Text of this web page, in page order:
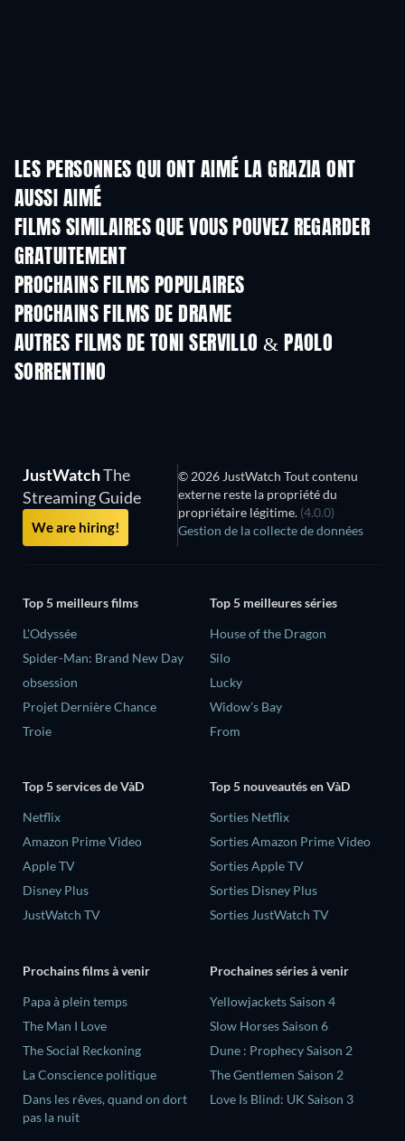
LES PERSONNES QUI ONT AIMÉ LA GRAZIA ONT
AUSSI AIMÉ
FILMS SIMILAIRES QUE VOUS POUVEZ REGARDER
GRATUITEMENT
PROCHAINS FILMS POPULAIRES
PROCHAINS FILMS DE DRAME
AUTRES FILMS DE TONI SERVILLO & PAOLO
SORRENTINO
JustWatchThe
Streaming Guide
We are hiring!
© 2026 JustWatch Tout contenu
externe reste la propriété du
propriétaire légitime. (4.0.0)
Gestion de la collecte de données
Top 5 meilleurs films
L'Odyssée
Spider-Man: Brand New Day
obsession
Projet Dernière Chance
Troie
Top 5 meilleures séries
House of the Dragon
Silo
Lucky
Widow’s Bay
From
Top 5 services de VàD
Netflix
Amazon Prime Video
Apple TV
Disney Plus
JustWatch TV
Top 5 nouveautés en VàD
Sorties Netflix
Sorties Amazon Prime Video
Sorties Apple TV
Sorties Disney Plus
Sorties JustWatch TV
Prochains films à venir
‎Papa à plein temps
The Man I Love
The Social Reckoning
La Conscience politique
Dans les rêves, quand on dort
pas la nuit
Prochaines séries à venir
Yellowjackets Saison 4
Slow Horses Saison 6
Dune : Prophecy Saison 2
The Gentlemen Saison 2
Love Is Blind: UK Saison 3